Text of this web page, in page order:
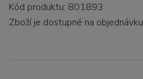
Kód produktu: 801893
Zboží je dostupné na objednávku